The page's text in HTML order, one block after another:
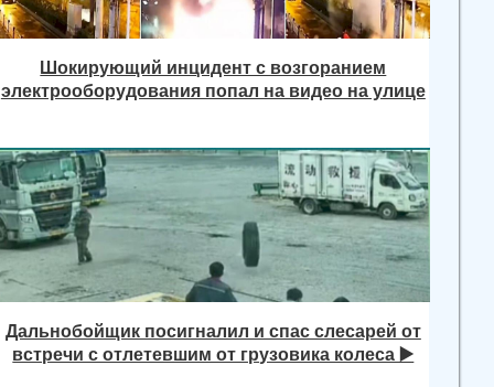
Шокирующий инцидент с возгоранием
электрооборудования попал на видео на улице
Дальнобойщик посигналил и спас слесарей от
встречи с отлетевшим от грузовика колеса ▶️